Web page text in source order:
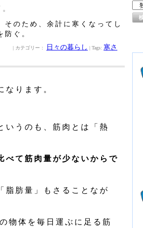
のため、余計に寒くなってし
防ぐ。
| カテゴリー： 日々の暮らし | Tags: 寒さ
なります。
いうのも、筋肉とは「熱
べて筋肉量が少ないからで
脂肪量」もさることなが
物体を毎日運ぶに足る筋